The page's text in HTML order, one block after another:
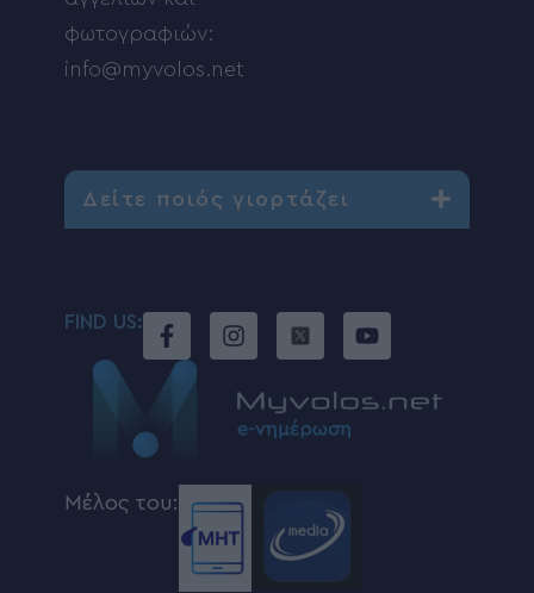
φωτογραφιών:
info@myvolos.net
Δείτε ποιός γιορτάζει
FIND US:
Μέλος του: